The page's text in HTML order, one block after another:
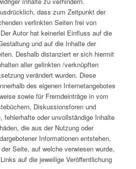
dass zum Zeitpunkt der
verlinkten Seiten frei von
Autor hat keinerlei Einfluss auf die
und auf die Inhalte der
Deshalb distanziert er sich hiermit
aller gelinkten /verknüpften
verändert wurden. Diese
des eigenen Internetangebotes
sowie für Fremdeinträge in vom
Diskussionsforen und
fehlerhafte oder unvollständige Inhalte
die aus der Nutzung oder
Informationen entstehen,
Seite, auf welche verwiesen wurde,
auf die jeweilige Veröffentlichung